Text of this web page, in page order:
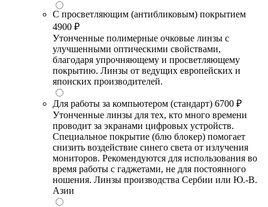
С просветляющим (антибликовым) покрытием
4900 ₽
Утонченные полимерные очковые линзы с
улучшенными оптическими свойствами,
благодаря упрочняющему и просветляющему
покрытию. Линзы от ведущих европейских и
японских производителей.
Для работы за компьютером (стандарт) 6700 ₽
Утонченные линзы для тех, кто много времени
проводит за экранами цифровых устройств.
Специальное покрытие (блю блокер) помогает
снизить воздействие синего света от излучения
мониторов. Рекомендуются для использования во
время работы с гаджетами, не для постоянного
ношения. Линзы производства Сербии или Ю.-В.
Азии